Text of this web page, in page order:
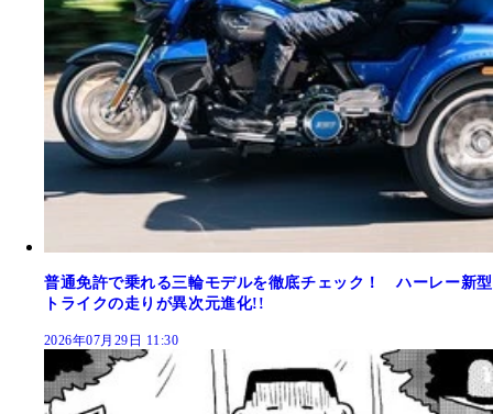
普通免許で乗れる三輪モデルを徹底チェック！ ハーレー新型
トライクの走りが異次元進化!!
2026年07月29日 11:30